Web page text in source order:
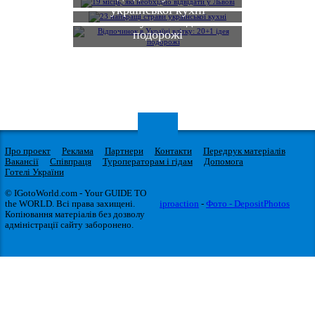
української кухні
Відпочинок в Україні
влітку: 20+1 ідея
подорожі
Про проект Реклама Партнери Контакти
Передрук матеріалів
Вакансії
Співпраця Туроператорам і гідам
Допомога
Готелі України
© IGotoWorld.com - Your GUIDE TO
the WORLD. Всі права захищені.
Копіювання матеріалів без дозволу
адміністрації сайту заборонено.
iproaction - Фото - DepositPhotos